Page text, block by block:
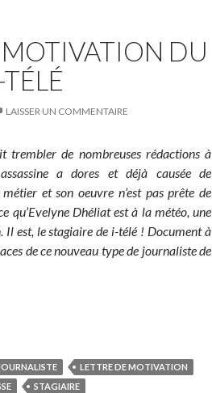
MOTIVATION DU
LAISSER UN COMMENTAIRE
trembler de nombreuses rédactions à
a dores et déjà causée de
et son oeuvre n’est pas prête de
qu’Evelyne Dhéliat est à la météo, une
Il est, le stagiaire de i-télé ! Document à
de ce nouveau type de journaliste de
LETTRE DE MOTIVATION
STAGIAIRE